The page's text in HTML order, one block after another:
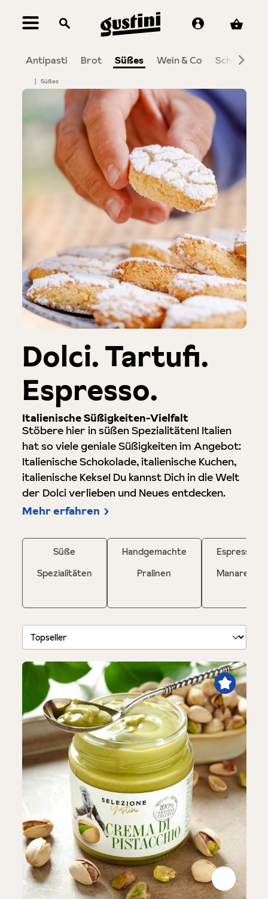
springen
Antipasti Brot Süßes Wein & Co Schenken
| Süßes
Dolci. Tartufi.
Espresso.
Italienische Süßigkeiten-Vielfalt
Stöbere hier in süßen Spezialitäten! Italien
hat so viele geniale Süßigkeiten im Angebot:
Italienische Schokolade, italienische Kuchen,
italienische Kekse! Du kannst Dich in die Welt
der Dolci verlieben und Neues entdecken.
Mehr erfahren
Süße
Spezialitäten
Handgemachte
Pralinen
Espresso
Manaresi